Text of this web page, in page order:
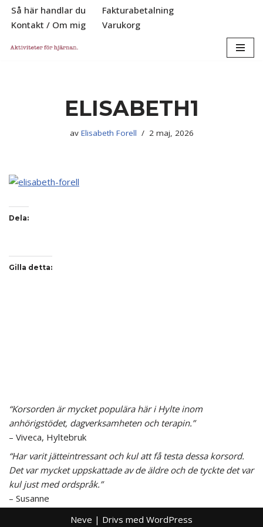
Hoppa
till
Så här handlar du
Fakturabetalning
Kontakt / Om mig
Varukorg
ELISABETH1
av Elisabeth Forell 2 maj, 2026
Dela:
Gilla detta:
“Korsorden är mycket populära här i Hylte inom
anhörigstödet, dagverksamheten och terapin.”
– Viveca, Hyltebruk
“Har varit jätteintressant och kul att få testa dessa korsord.
Det var mycket uppskattade av de äldre och de tyckte det var
kul just med ordspråk.”
– Susanne
Neve | Drivs med WordPress